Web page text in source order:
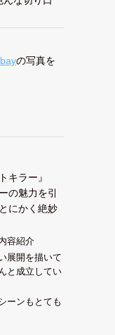
の写真を
キラー』
の魅力を引
にかく絶妙
容紹介
展開を描いて
と成立してい
ーンもとても